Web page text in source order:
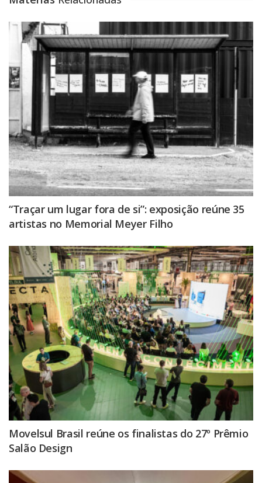
“Traçar um lugar fora de si”: exposição reúne 35
artistas no Memorial Meyer Filho
Movelsul Brasil reúne os finalistas do 27º Prêmio
Salão Design